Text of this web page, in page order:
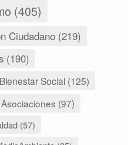
(405)
Ciudadano (219)
(190)
Bienestar Social (125)
Asociaciones (97)
(57)